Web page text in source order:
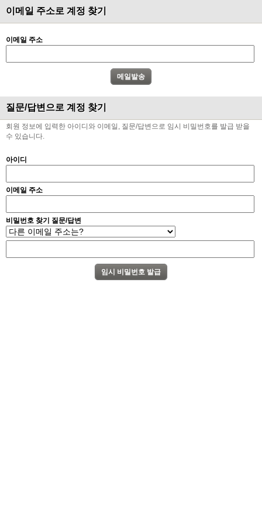
이메일 주소로 계정 찾기
이메일 주소
질문/답변으로 계정 찾기
회원 정보에 입력한 아이디와 이메일, 질문/답변으로 임시 비밀번호를 발급 받을
수 있습니다.
아이디
이메일 주소
비밀번호 찾기 질문/답변